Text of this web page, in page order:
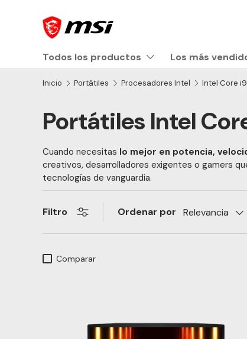
Ir al contenido
Todos los productos
Los más
Inicio Portátiles Procesadores Intel Intel Core i9
Portátiles Intel
Cuando necesitas lo mejor en potencia,
creativos, desarrolladores exigentes o gamers
tecnologías de vanguardia.
Filtro Ordenar por Relevancia
Comparar